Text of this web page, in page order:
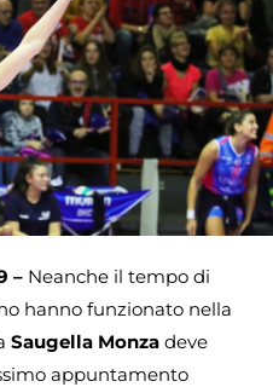
– Neanche il tempo di
hanno funzionato nella
Saugella Monza deve
appuntamento